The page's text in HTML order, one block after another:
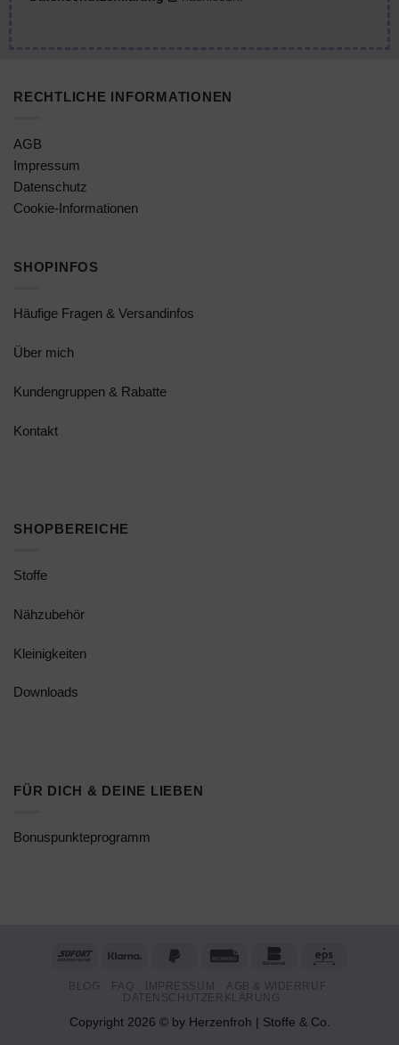
RECHTLICHE INFORMATIONEN
AGB
Impressum
Datenschutz
Cookie-Informationen
SHOPINFOS
Häufige Fragen & Versandinfos
Über mich
Kundengruppen & Rabatte
Kontakt
SHOPBEREICHE
Stoffe
Nähzubehör
Kleinigkeiten
Downloads
FÜR DICH & DEINE LIEBEN
Bonuspunkteprogramm
Sofort Klarna
PayPal
Rechung Bankomat
BLOG FAQ IMPRESSUM
AGB & WIDERRUF
DATENSCHUTZERKLÄRUNG
Copyright 2026 © by Herzenfroh | Stoffe & Co.